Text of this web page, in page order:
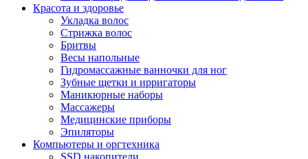
Красота и здоровье
Укладка волос
Стрижка волос
Бритвы
Весы напольные
Гидромассажные ванночки для ног
Зубные щетки и ирригаторы
Маникюрные наборы
Массажеры
Медицинские приборы
Эпиляторы
Компьютеры и оргтехника
SSD накопители